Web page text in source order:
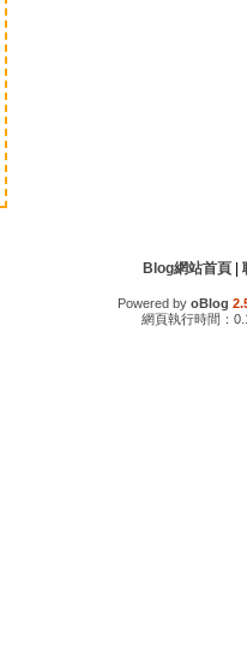
Blog網站首頁|
Powered by oBlog
網頁執行時間：